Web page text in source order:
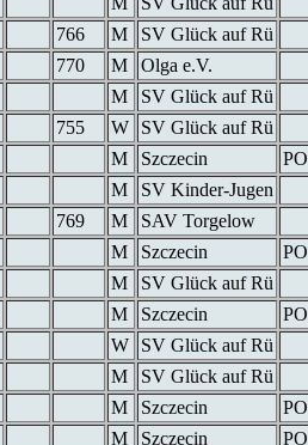
766 M
SV Glück auf Rü
770 M
Olga e.V.
M
SV Glück auf Rü
755 W
SV Glück auf Rü
M Szczecin
M
SV Kinder-Jugen
769 M
SAV Torgelow
M Szczecin
M
SV Glück auf Rü
M Szczecin
W
SV Glück auf Rü
M
SV Glück auf Rü
M Szczecin
M Szczecin